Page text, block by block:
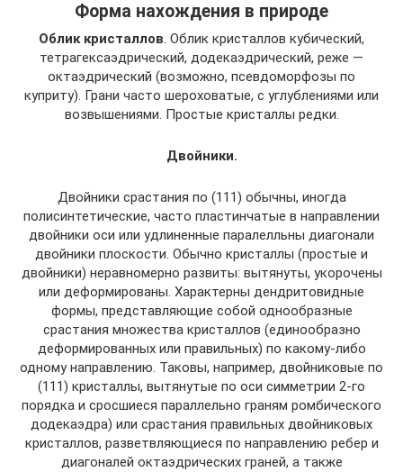
Форма нахождения в природе
Облик кристаллов. Облик кристаллов кубический,
тетрагексаэдрический, додекаэдрический, реже —
октаэдрический (возможно, псевдоморфозы по
куприту). Грани часто шероховатые, с углублениями или
возвышениями. Простые кристаллы редки.
Двойники.
Двойники срастания по (111) обычны, иногда
полисинтетические, часто пластинчатые в направлении
двойники оси или удлиненные паралелльны диагонали
двойники плоскости. Обычно кристаллы (простые и
двойники) неравномерно развиты: вытянуты, укорочены
или деформированы. Характерны дендритовидные
формы, представляющие собой однообразные
срастания множества кристаллов (единообразно
деформированных или правильных) по какому-либо
одному направлению. Таковы, например, двойниковые по
(111) кристаллы, вытянутые по оси симметрии 2-го
порядка и сросшиеся параллельно граням ромбического
додекаэдра) или срастания правильных двойниковых
кристаллов, разветвляющиеся по направлению ребер и
диагоналей октаэдрических граней, а также